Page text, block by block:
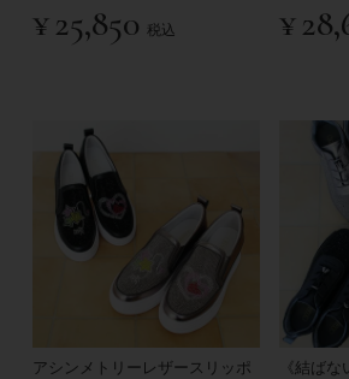
¥25,850 税込 ¥
アシンメトリーレザースリッポ
《結ば